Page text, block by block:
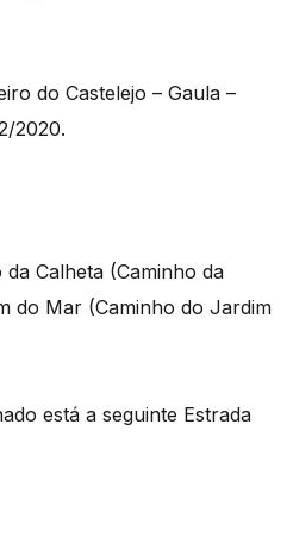
do Castelejo – Gaula –
2020.
Calheta (Caminho da
do Mar (Caminho do Jardim
está a seguinte Estrada